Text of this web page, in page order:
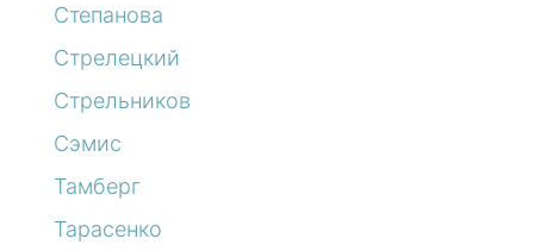
Степанова
Стрелецкий
Стрельников
Сэмис
Тамберг
Тарасенко